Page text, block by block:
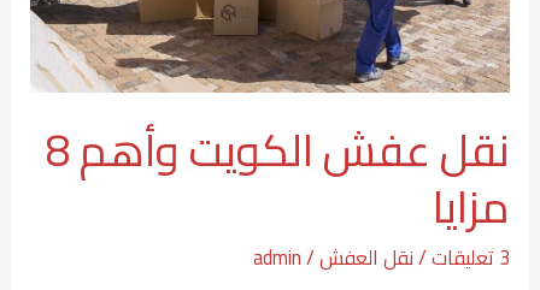
نقل عفش الكويت وأهم 8
مزايا
3 تعليقات /نقل العفش/
admin